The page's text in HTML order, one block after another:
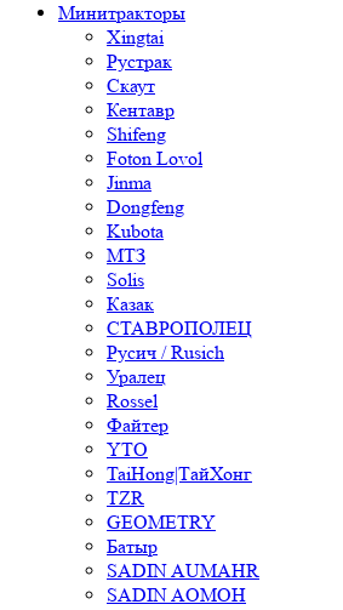
Минитракторы
Xingtai
Рустрак
Скаут
Кентавр
Shifeng
Foton Lovol
Jinma
Dongfeng
Kubota
МТЗ
Solis
Казак
СТАВРОПОЛЕЦ
Русич / Rusich
Уралец
Rossel
Файтер
YTO
TaiHong|ТайХонг
TZR
GEOMETRY
Батыр
SADIN AUMAHR
SADIN AOMOH